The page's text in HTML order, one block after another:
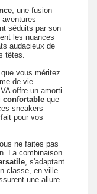
, une fusion
séduits par son
les nuances
audacieux de
têtes.
vous méritez
de vie
offre un amorti
confortable que
sneakers
pour vos
ne faites pas
La combinaison
, s'adaptant
classe, en ville
une allure